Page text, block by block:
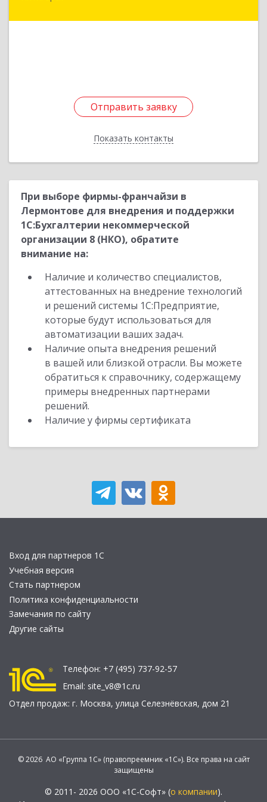
Отправить заявку
Показать контакты
Отправить заявку
Назад
При выборе фирмы-франчайзи в
Лермонтове для внедрения и поддержки
1С:Бухгалтерии некоммерческой
организации 8 (НКО), обратите
внимание на:
Наличие и количество специалистов,
аттестованных на внедрение технологий
и решений системы 1С:Предприятие,
которые будут использоваться для
автоматизации ваших задач.
Наличие опыта внедрения решений
в вашей или близкой отрасли. Вы можете
обратиться к справочнику, содержащему
примеры внедренных партнерами
решений.
Наличие у фирмы сертификата
Вход для партнеров 1С
Учебная версия
Стать партнером
Политика конфиденциальности
Замечания по сайту
Другие сайты
Телефон: +7 (495) 737-92-57
Email: site_v8@1c.ru
Отдел продаж: г. Москва, улица Селезнёвская, дом 21
© 2026 АО «Группа 1С» (правопреемник «1С»). Все права на сайт
защищены
© 2011- 2026 ООО «1С-Софт» (о компании).